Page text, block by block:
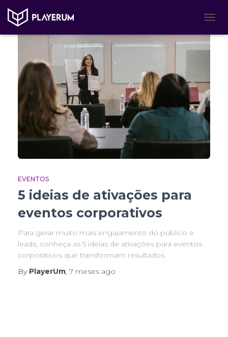
EVENTOS
5 ideias de ativações para
eventos corporativos
Para gerar muito mais engajamento do público e
leads, conheça as 5 ideias de ativações para eventos
corporativos que transformam resultados.
By PlayerUm, 7 meses ago